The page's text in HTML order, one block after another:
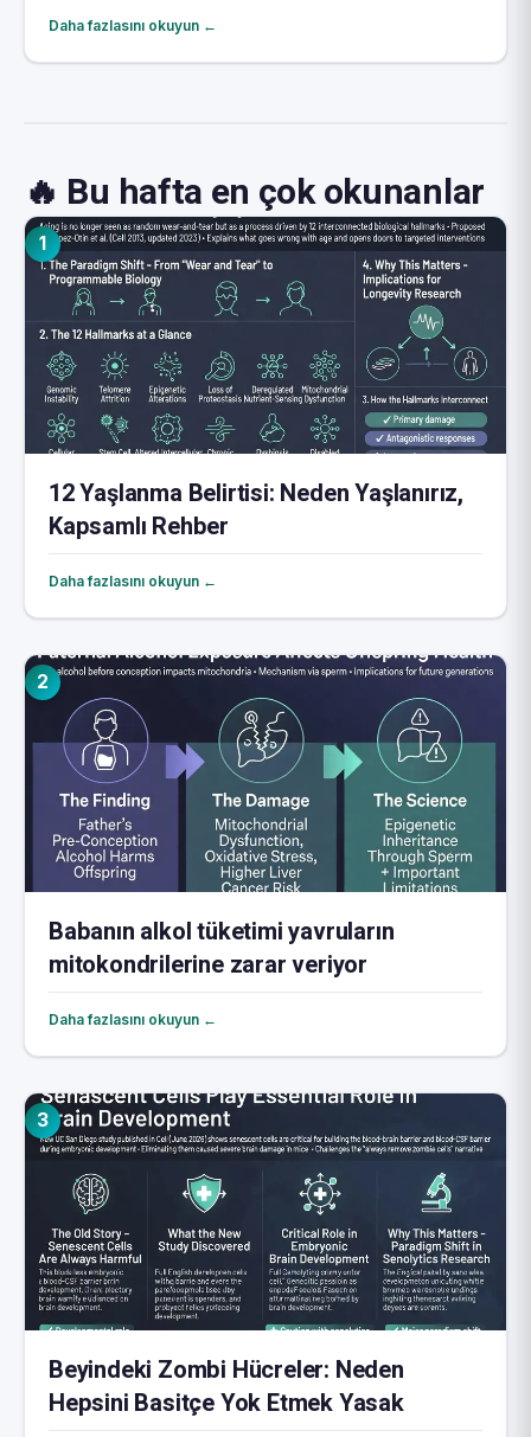
Daha fazlasını okuyun ←
🔥 Bu hafta en çok okunanlar
1
12 Yaşlanma Belirtisi: Neden Yaşlanırız,
Kapsamlı Rehber
Daha fazlasını okuyun ←
2
Babanın alkol tüketimi yavruların
mitokondrilerine zarar veriyor
Daha fazlasını okuyun ←
3
Beyindeki Zombi Hücreler: Neden
Hepsini Basitçe Yok Etmek Yasak